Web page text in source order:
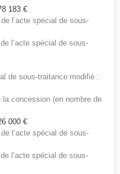
183 €
l’acte spécial de sous-
l’acte spécial de sous-
de sous-traitance modifié :
concession (en nombre de
000 €
l’acte spécial de sous-
l’acte spécial de sous-